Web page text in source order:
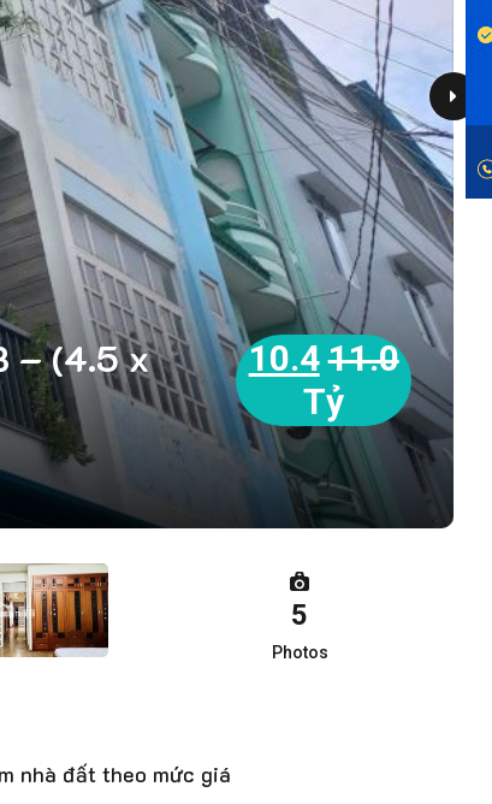
– (4.5 x
10.4 11.0
Tỷ
5
Photos
nhà đất theo mức giá